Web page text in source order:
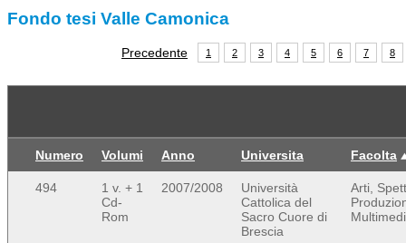
Fondo tesi Valle Camonica
Precedente 1 2 3 4 5 6 7 8
Numero Volumi Anno Universita Facolta
494
1 v. + 1
Cd-
Rom
2007/2008
Università
Cattolica del
Sacro Cuore di
Brescia
Arti,